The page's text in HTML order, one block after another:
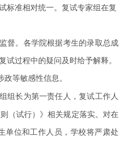
标准相对统一。复试专家组在复
督。各学院根据考生的录取总成
试过程中的疑问及时给予解释。
等敏感性信息。
组长为第一责任人，复试工作人
（试行）》相关规定落实。对在
单位和工作人员，学校将严肃处